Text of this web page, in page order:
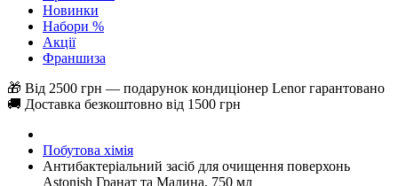
Новинки
Набори %
Акції
Франшиза
🎁 Від 2500 грн — подарунок кондиціонер Lenor гарантовано
🚚 Доставка безкоштовно від 1500 грн
Побутова хімія
Антибактеріальний засіб для очищення поверхонь
Astonish Гранат та Малина, 750 мл